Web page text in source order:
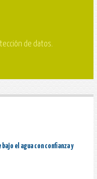
de datos.
el agua con confianza y